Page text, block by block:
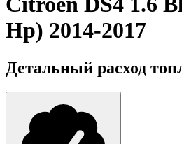
Hp) 2014-2017
Детальный расход